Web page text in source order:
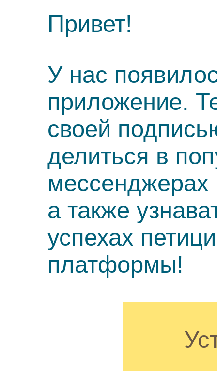
Привет!
У нас
приложение.
своей
делиться в
мессенджерах
а также
успехах
платформы!